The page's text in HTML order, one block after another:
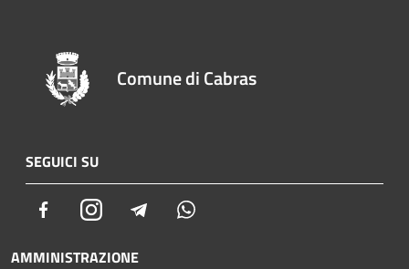
Comune di Cabras
SEGUICI SU
FacebookInstagram Telegram
AMMINISTRAZIONE